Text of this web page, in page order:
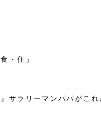
・住」
サラリーマンパパがこ